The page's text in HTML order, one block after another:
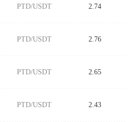
PTD/USDT 2.74
PTD/USDT 2.76
PTD/USDT 2.65
PTD/USDT 2.43